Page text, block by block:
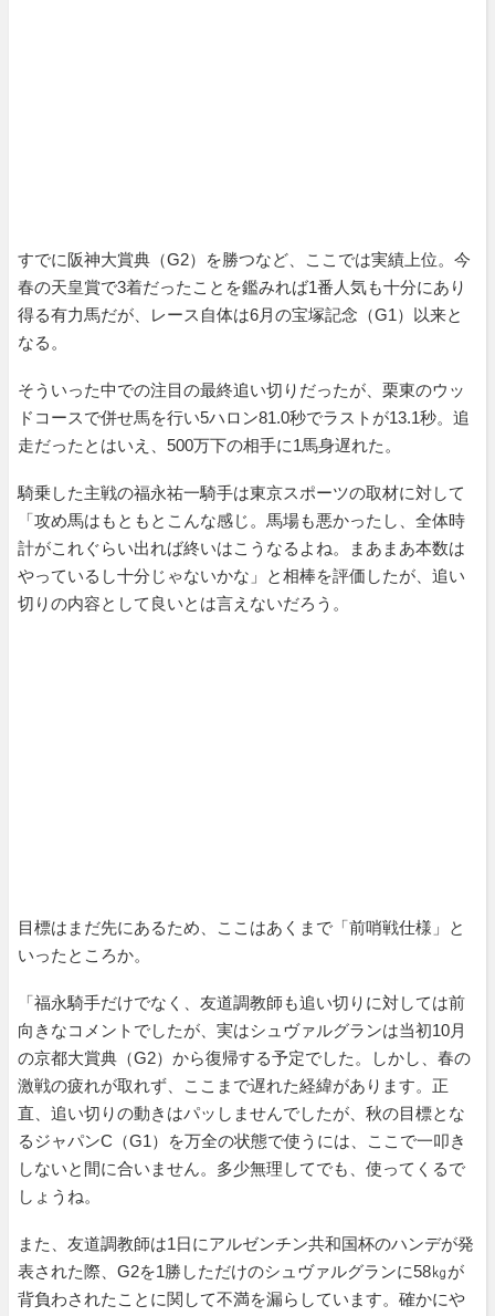
すでに阪神大賞典（G2）を勝つなど、ここでは実績上位。今
春の天皇賞で3着だったことを鑑みれば1番人気も十分にあり
得る有力馬だが、レース自体は6月の宝塚記念（G1）以来と
なる。
そういった中での注目の最終追い切りだったが、栗東のウッ
ドコースで併せ馬を行い5ハロン81.0秒でラストが13.1秒。追
走だったとはいえ、500万下の相手に1馬身遅れた。
騎乗した主戦の福永祐一騎手は東京スポーツの取材に対して
「攻め馬はもともとこんな感じ。馬場も悪かったし、全体時
計がこれぐらい出れば終いはこうなるよね。まあまあ本数は
やっているし十分じゃないかな」と相棒を評価したが、追い
切りの内容として良いとは言えないだろう。
目標はまだ先にあるため、ここはあくまで「前哨戦仕様」と
いったところか。
「福永騎手だけでなく、友道調教師も追い切りに対しては前
向きなコメントでしたが、実はシュヴァルグランは当初10月
の京都大賞典（G2）から復帰する予定でした。しかし、春の
激戦の疲れが取れず、ここまで遅れた経緯があります。正
直、追い切りの動きはパッしませんでしたが、秋の目標とな
るジャパンC（G1）を万全の状態で使うには、ここで一叩き
しないと間に合いません。多少無理してでも、使ってくるで
しょうね。
また、友道調教師は1日にアルゼンチン共和国杯のハンデが発
表された際、G2を1勝しただけのシュヴァルグランに58㎏が
背負わされたことに関して不満を漏らしています。確かにや